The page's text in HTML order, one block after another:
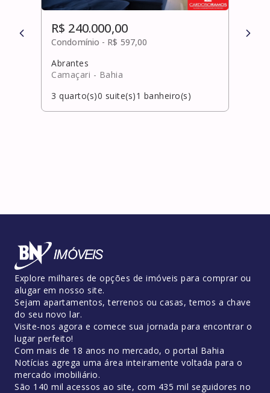
R$ 240.000,00
Condomínio - R$ 597,00
Abrantes
Camaçari - Bahia
3 quarto(s)0 suite(s)1 banheiro(s)
R$
Explore milhares de opções de imóveis para comprar ou
alugar em nosso site.
Sejam apartamentos, terrenos ou casas, temos a chave
do seu novo lar.
Visite-nos agora e comece sua jornada para encontrar o
lugar perfeito!
Com mais de 18 anos no mercado, o portal Bahia
Notícias agrega uma área inteiramente voltada para o
mercado imobiliário.
São 140 mil acessos ao site, com 435 mil seguidores no